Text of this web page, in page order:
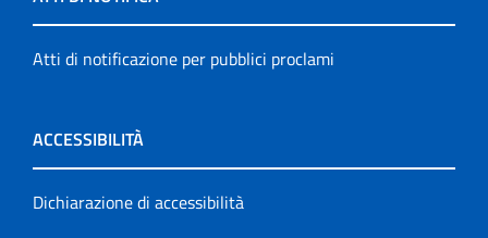
Atti di notificazione per pubblici proclami
ACCESSIBILITÀ
Dichiarazione di accessibilità